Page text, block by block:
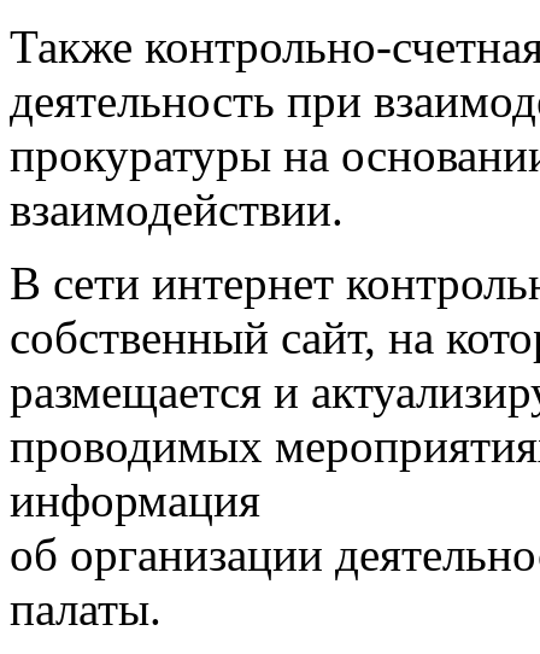
Также контрольно-
деятельность при
прокуратуры на
взаимодействии.
В сети интернет
собственный сайт, на
размещается и
проводимых
информация
об организации
палаты.